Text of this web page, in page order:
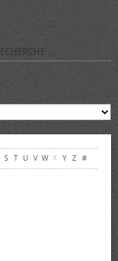
S T U V W X Y Z #